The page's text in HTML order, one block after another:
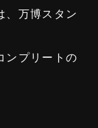
、万博スタン
ンプリートの